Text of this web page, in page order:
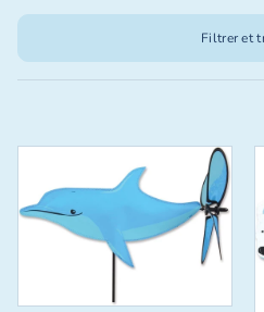
Filtrer et